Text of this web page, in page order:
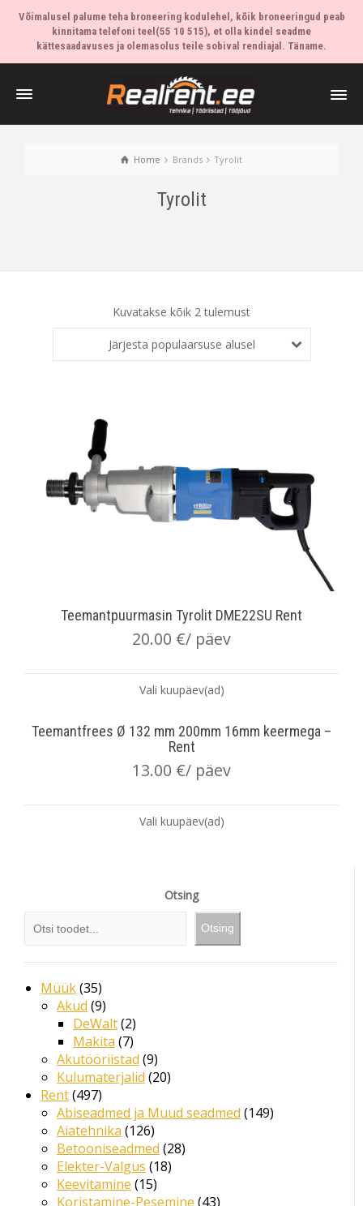
Võimalusel palume teha broneering kodulehel, kõik broneeringud peab
kinnitama telefoni teel(55 10 515), et olla kindel seadme
kättesaadavuses ja olemasolus teile sobival rendiajal. Täname.
Home Brands Tyrolit
Tyrolit
Kuvatakse kõik 2 tulemust
Järjesta populaarsuse alusel
Teemantpuurmasin Tyrolit DME22SU Rent
20.00 €/ päev
Vali kuupäev(ad)
Teemantfrees Ø 132 mm 200mm 16mm keermega –
Rent
13.00 €/ päev
Vali kuupäev(ad)
Otsing
Otsing
Müük 35
Akud 9
DeWalt 2
Makita 7
Akutööriistad 9
Kulumaterjalid 20
Rent 497
Abiseadmed ja Muud seadmed 149
Aiatehnika 126
Betooniseadmed 28
Elekter-Valgus 18
Keevitamine 15
Koristamine-Pesemine 43